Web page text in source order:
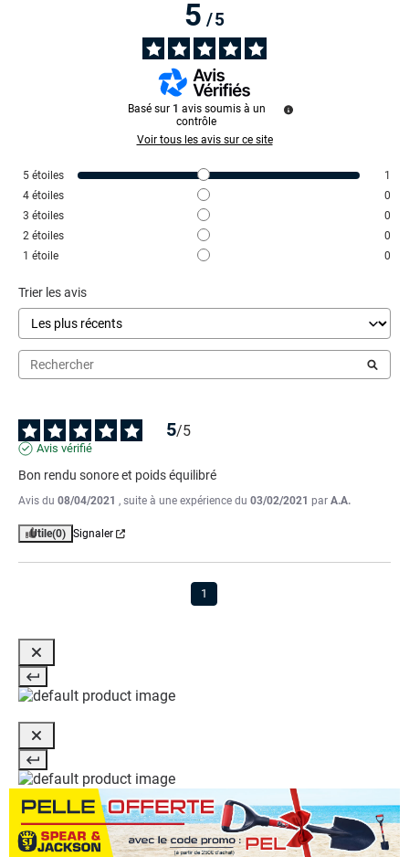
5/5
Basé sur 1 avis soumis à un
contrôle
Voir tous les avis sur ce site
5 étoiles
1
4 étoiles
0
3 étoiles
0
2 étoiles
0
1 étoile 0
Trier les avis
5/5
Avis vérifié
Bon rendu sonore et poids équilibré
Avis du 08/04/2021 , suite à une expérience du 03/02/2021 par A.A.
Utile(0) Signaler
1